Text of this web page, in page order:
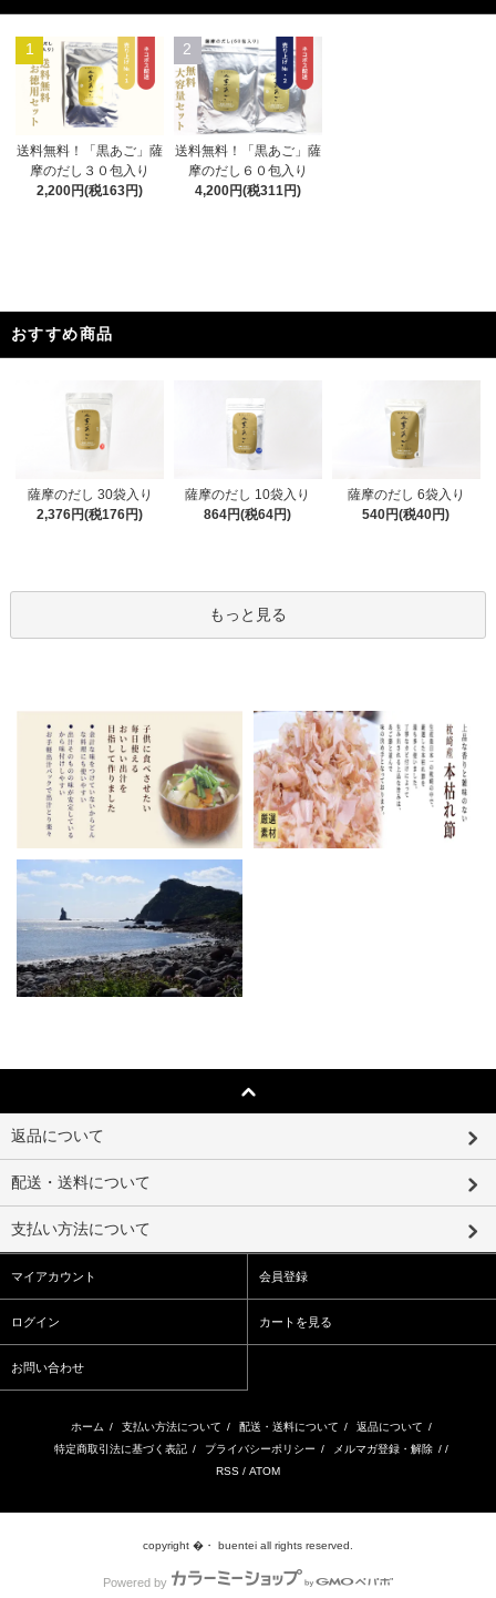
1
送料無料！「黒あご」薩
摩のだし３０包入り
2,200円(税163円)
2
送料無料！「黒あご」薩
摩のだし６０包入り
4,200円(税311円)
おすすめ商品
薩摩のだし 30袋入り
2,376円(税176円)
薩摩のだし 10袋入り
864円(税64円)
薩摩のだし 6袋入り
540円(税40円)
もっと見る
返品について
配送・送料について
支払い方法について
マイアカウント 会員登録
ログイン カートを見る
お問い合わせ
ホーム / 支払い方法について / 配送・送料について / 返品について /
特定商取引法に基づく表記 / プライバシーポリシー / メルマガ登録・解除 / /
RSS / ATOM
copyright �・ buentei all rights reserved.
Powered by